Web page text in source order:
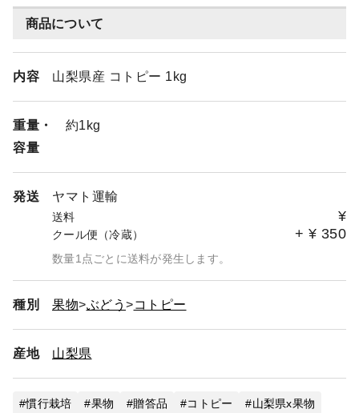
商品について
内容 山梨県産 コトピー 1kg
重量・
容量
約1kg
発送 ヤマト運輸
送料 ¥
クール便（冷蔵） + ¥ 350
数量1点ごとに送料が発生します。
種別 果物 ぶどう コトピー
産地 山梨県
慣行栽培 果物 贈答品 コトピー
山梨県x果物